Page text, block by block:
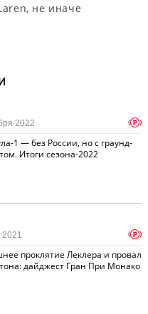
не иначе
1 — без России, но с граунд-
Итоги сезона-2022
2022 p
проклятие Леклера и провал
дайджест Гран При Монако
p